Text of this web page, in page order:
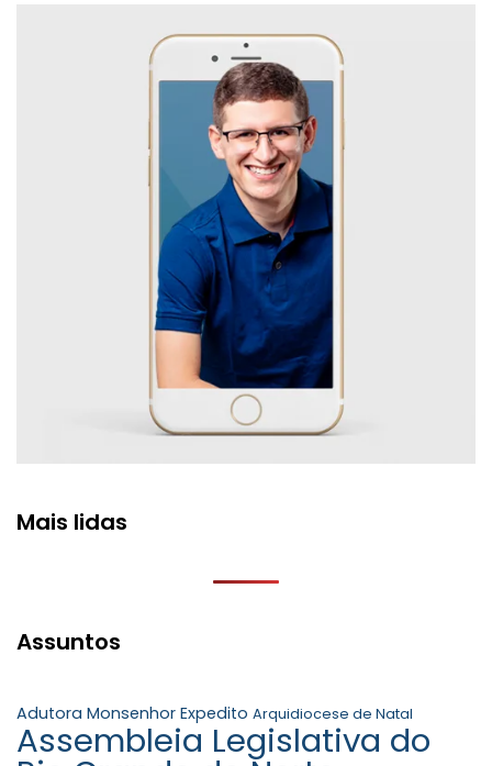
Mais lidas
Assuntos
Adutora Monsenhor Expedito Arquidiocese de Natal
Assembleia Legislativa do